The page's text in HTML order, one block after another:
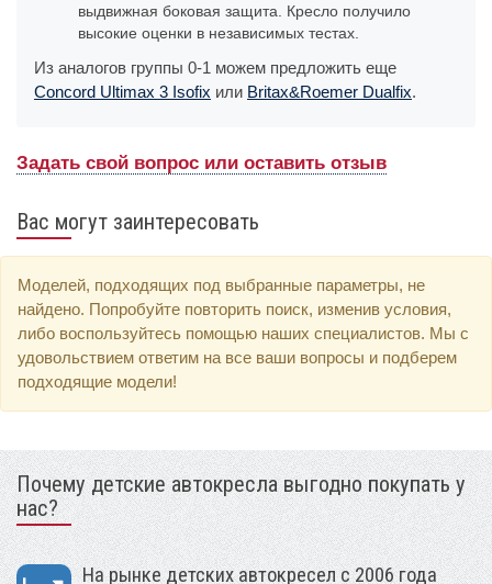
выдвижная боковая защита. Кресло получило
высокие оценки в независимых тестах.
Из аналогов группы 0-1 можем предложить еще
Concord Ultimax 3 Isofix или Britax&Roemer Dualfix.
Задать свой вопрос или оставить отзыв
Вас могут заинтересовать
Моделей, подходящих под выбранные параметры, не
найдено. Попробуйте повторить поиск, изменив условия,
либо воспользуйтесь помощью наших специалистов. Мы с
удовольствием ответим на все ваши вопросы и подберем
подходящие модели!
Почему детские автокресла выгодно покупать у
нас?
На рынке детских автокресел с 2006 года